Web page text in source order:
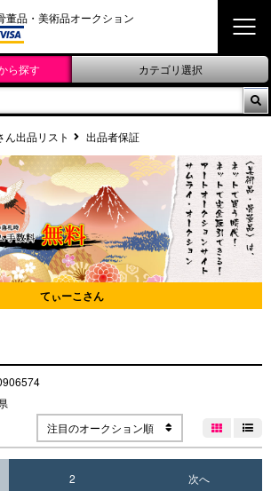
董品・美術品オークション
ら探す カテゴリ選択

ん出品リスト 出品者保証
てぃーこさん
注目のオークション順
 
2 次へ